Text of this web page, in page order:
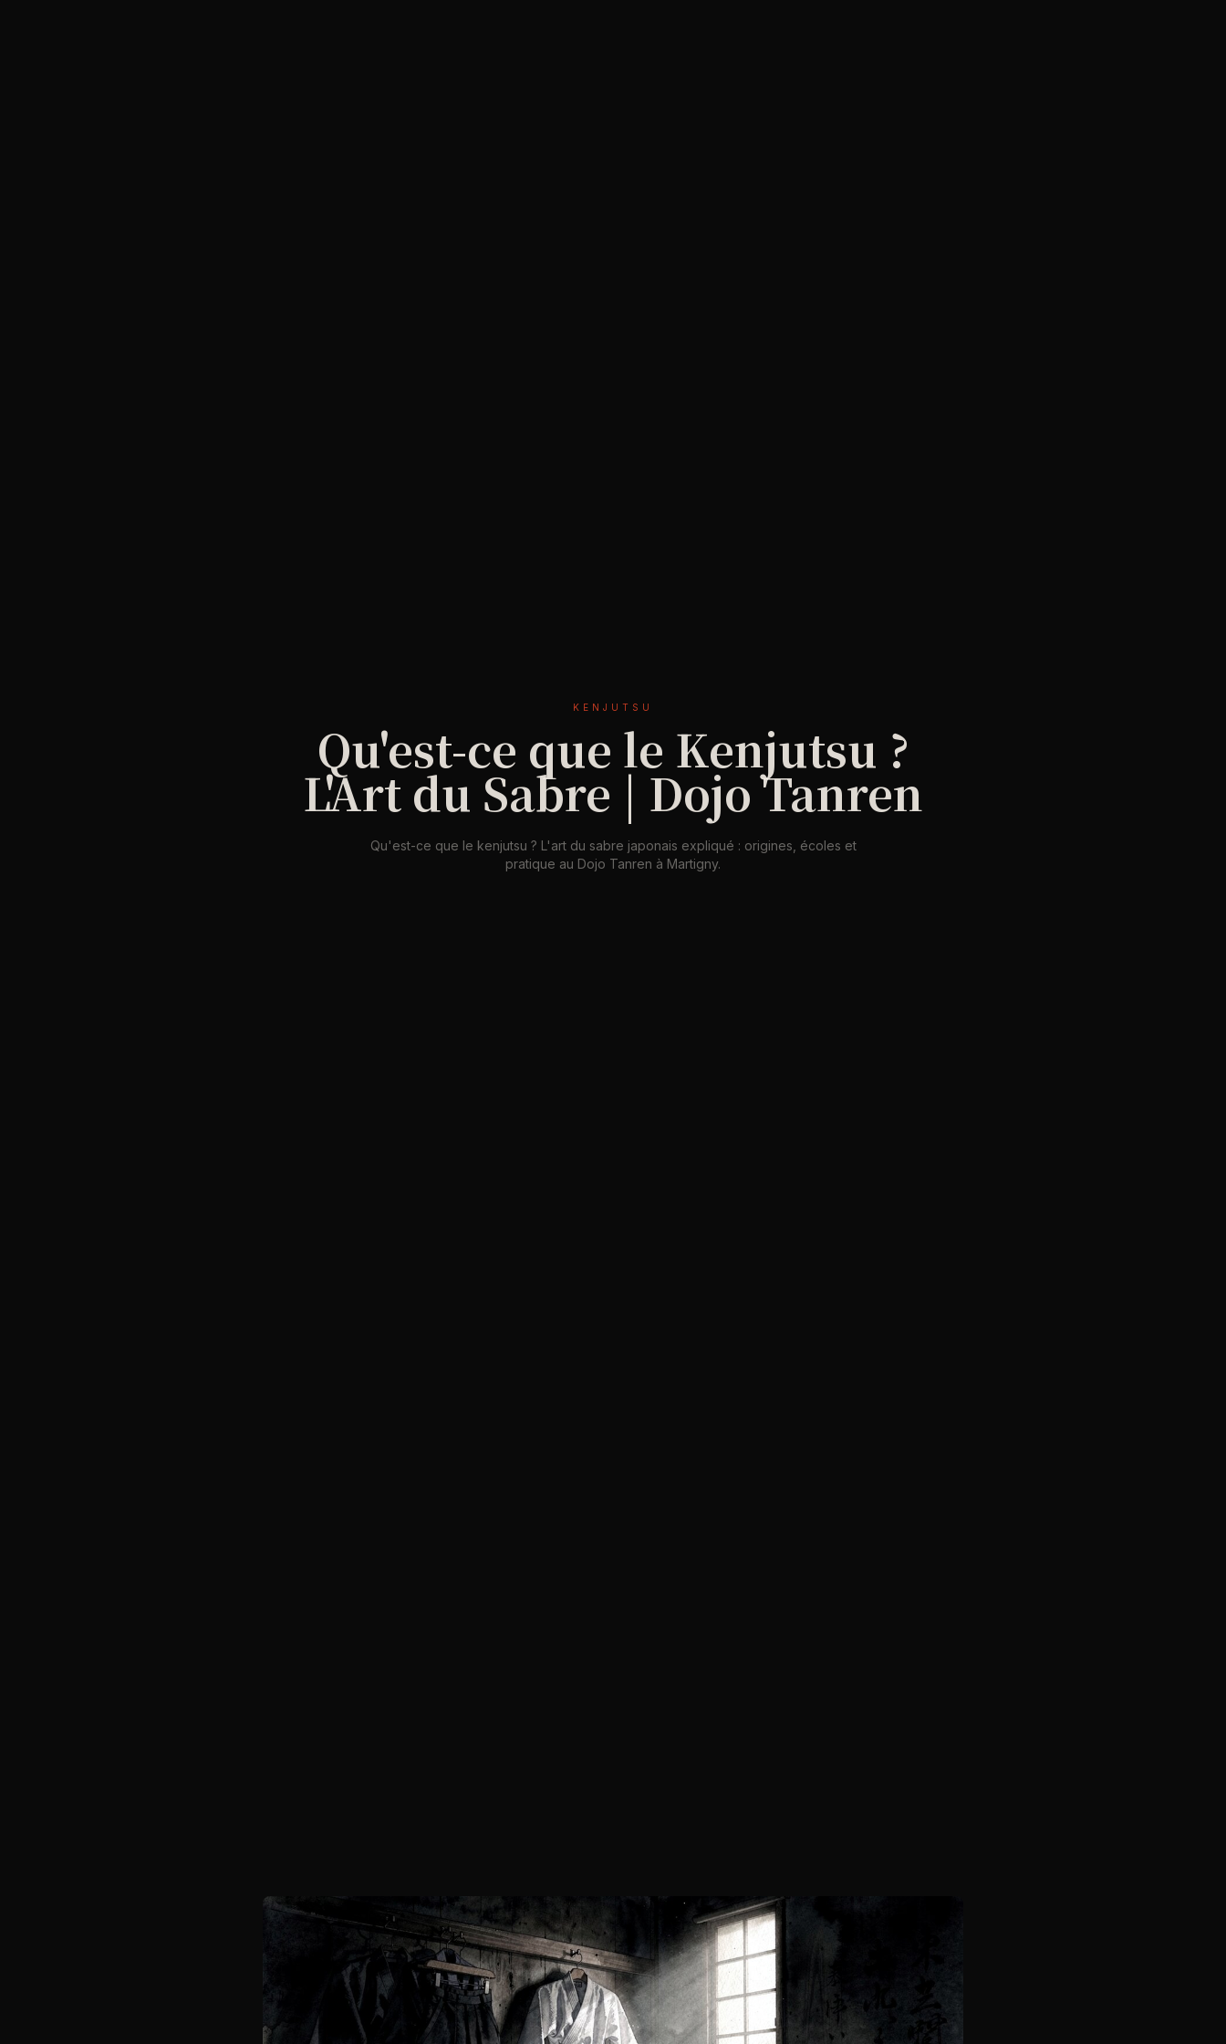
KENJUTSU
Qu'est-ce que le Kenjutsu ?
L'Art du Sabre | Dojo Tanren
Qu'est-ce que le kenjutsu ? L'art du sabre japonais expliqué : origines, écoles et
pratique au Dojo Tanren à Martigny.